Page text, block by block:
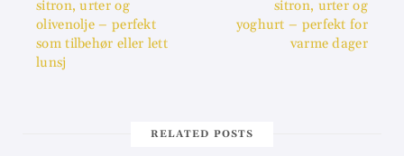
sitron, urter og
olivenolje – perfekt
som tilbehør eller lett
lunsj
sitron, urter og
yoghurt – perfekt for
varme dager
RELATED POSTS